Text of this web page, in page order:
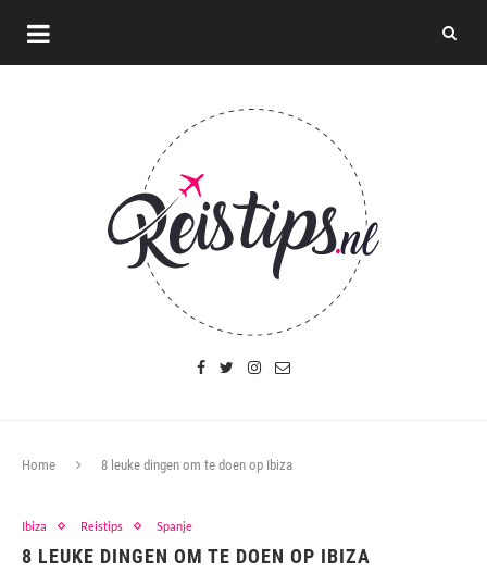
Home 8 leuke dingen om te doen op Ibiza
Ibiza Reistips Spanje
8 LEUKE DINGEN OM TE DOEN OP IBIZA